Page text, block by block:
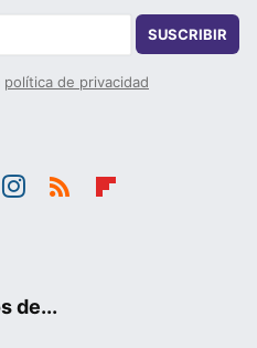
SUSCRIBIR
política de privacidad
de...